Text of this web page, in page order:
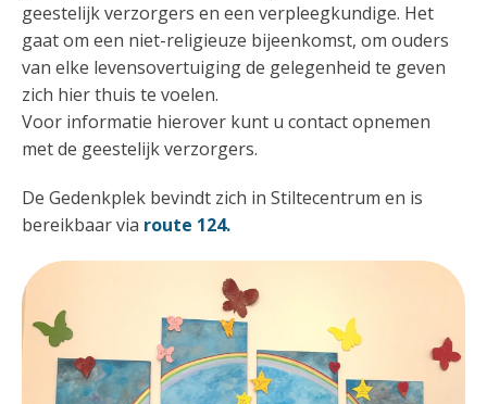
geestelijk verzorgers en een verpleegkundige. Het
gaat om een niet-religieuze bijeenkomst, om ouders
van elke levensovertuiging de gelegenheid te geven
zich hier thuis te voelen.
Voor informatie hierover kunt u contact opnemen
met de geestelijk verzorgers.
De Gedenkplek bevindt zich in Stiltecentrum en is
bereikbaar via route 124.